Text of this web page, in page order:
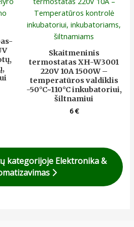
Skaitmeninis
termostatas XH-W3001
220V 10A 1500W –
temperatūros valdiklis
-50°C~110°C inkubatoriui,
šiltnamiui
6€
kategorijoje Elektronika &